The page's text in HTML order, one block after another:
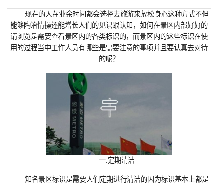
现在的人在业余时间都会选择去旅游来放松身心这种方式不但
能够陶冶情操还能增长人们的见识跟认知，如何在景区内部好好的
请浏览是需要查看景区内的各类标识的，而景区内的这些标识在使
用的过程当中工作人员有哪些是需要注意的事项并且要认真去对待
的呢？
一.定期清洁
知名景区标识是需要人们定期进行清洁的因为标识基本上都是